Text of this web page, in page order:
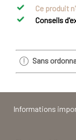
Ce produit
Conseils
Sans
Informations